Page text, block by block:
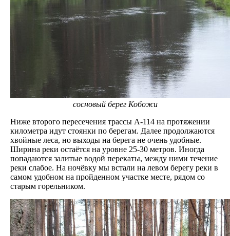
сосновый берег Кобожи
Ниже второго пересечения трассы А-114 на протяжении
километра идут стоянки по берегам. Далее продолжаются
хвойные леса, но выходы на берега не очень удобные.
Ширина реки остаётся на уровне 25-30 метров. Иногда
попадаются залитые водой перекаты, между ними течение
реки слабое. На ночёвку мы встали на левом берегу реки в
самом удобном на пройденном участке месте, рядом со
старым горельником.